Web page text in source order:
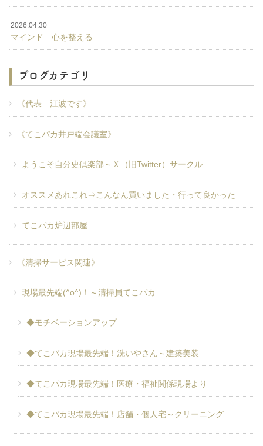
2026.04.30
マインド 心を整える
ブログカテゴリ
《代表 江波です》
《てこパカ井戸端会議室》
ようこそ自分史倶楽部～Ｘ（旧Twitter）サークル
オススメあれこれ⇒こんなん買いました・行って良かった
てこパカ炉辺部屋
《清掃サービス関連》
現場最先端(^o^)！～清掃員てこパカ
◆モチベーションアップ
◆てこパカ現場最先端！洗いやさん～建築美装
◆てこパカ現場最先端！医療・福祉関係現場より
◆てこパカ現場最先端！店舗・個人宅～クリーニング